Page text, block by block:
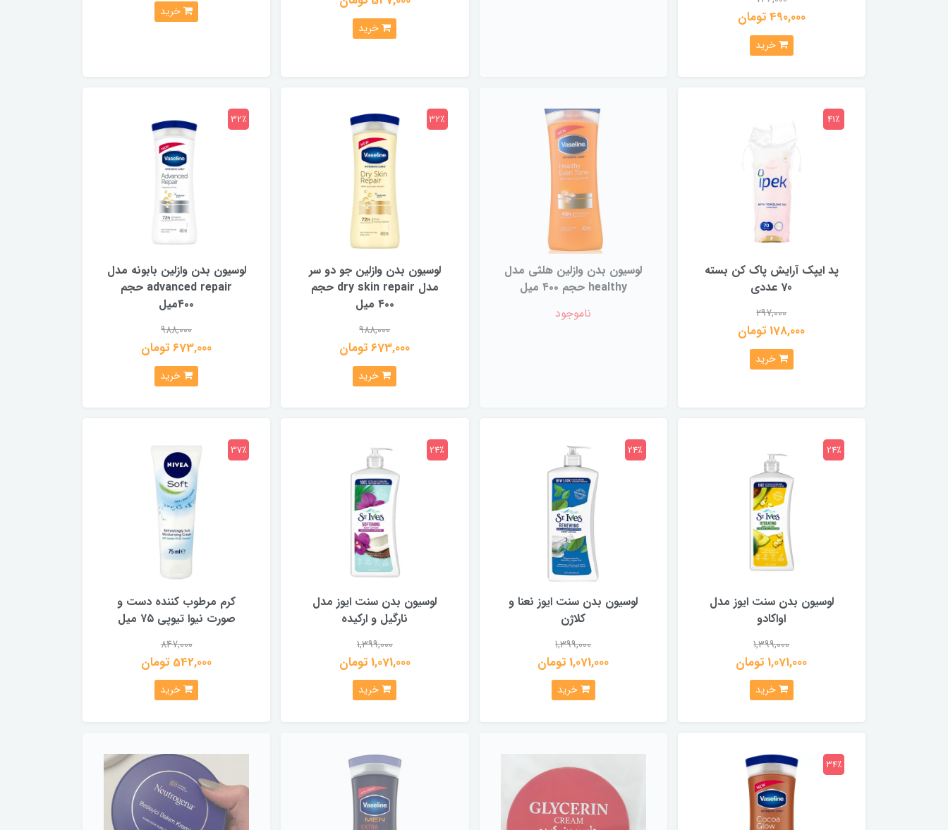
490,000 تومان
خرید
خرید
خرید
پد ایپک آرایش پاک کن بسته
70 عددی
297,000
178,000 تومان
41٪
خرید
لوسیون بدن وازلین هلثی مدل
healthy حجم ۴۰۰ میل
ناموجود
لوسیون بدن وازلین جو دو سر
مدل dry skin repair حجم
۴۰۰ میل
988,000
673,000 تومان
32٪
خرید
لوسیون بدن وازلین بابونه مدل
advanced repair حجم
۴۰۰میل
988,000
673,000 تومان
32٪
خرید
لوسیون بدن سنت ایوز مدل
اواکادو
1,399,000
1,071,000 تومان
24٪
خرید
لوسيون بدن سنت ایوز نعنا و
کلاژن
1,399,000
1,071,000 تومان
24٪
خرید
لوسیون بدن سنت ایوز مدل
نارگیل و ارکیده
1,399,000
1,071,000 تومان
24٪
خرید
کرم مرطوب کننده دست و
صورت نیوا تیوپی ۷۵ میل
847,000
542,000 تومان
37٪
خرید
34٪